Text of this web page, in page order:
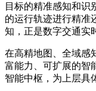
目标的精准感知和识
的运行轨迹进行精准
知，正是数字交通实
在高精地图、全域感
富能力、可扩展的智
智能中枢，为上层具